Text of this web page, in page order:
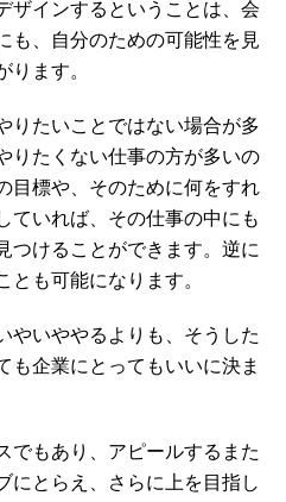
インするということは、会
も、自分のための可能性を見
ります。
たいことではない場合が多
りたくない仕事の方が多いの
目標や、そのために何をすれ
ていれば、その仕事の中にも
つけることができます。逆に
も可能になります。
いややるよりも、そうした
も企業にとってもいいに決ま
もあり、アピールするまた
にとらえ、さらに上を目指し